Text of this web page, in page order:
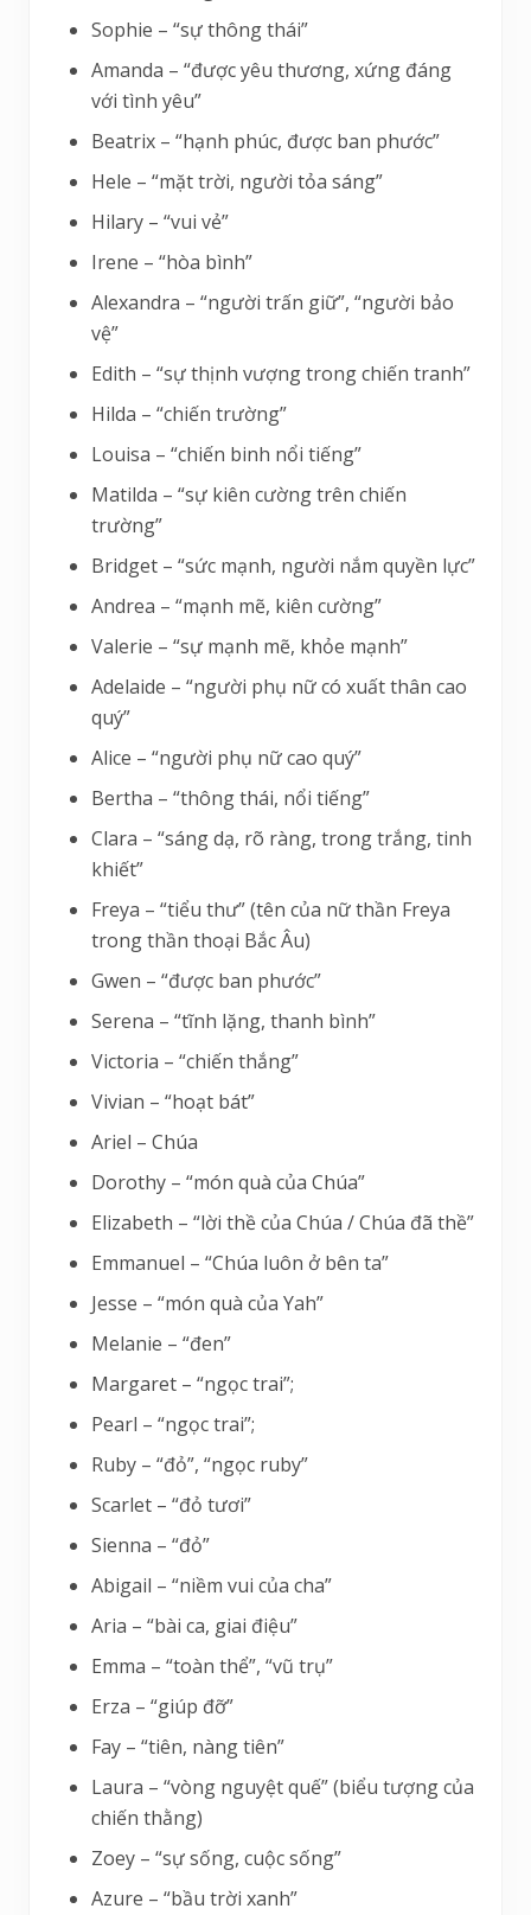
Sophie – “sự thông thái”
Amanda – “được yêu thương, xứng đáng
với tình yêu”
Beatrix – “hạnh phúc, được ban phước”
Hele – “mặt trời, người tỏa sáng”
Hilary – “vui vẻ”
Irene – “hòa bình”
Alexandra – “người trấn giữ”, “người bảo
vệ”
Edith – “sự thịnh vượng trong chiến tranh”
Hilda – “chiến trường”
Louisa – “chiến binh nổi tiếng”
Matilda – “sự kiên cường trên chiến
trường”
Bridget – “sức mạnh, người nắm quyền lực”
Andrea – “mạnh mẽ, kiên cường”
Valerie – “sự mạnh mẽ, khỏe mạnh”
Adelaide – “người phụ nữ có xuất thân cao
quý”
Alice – “người phụ nữ cao quý”
Bertha – “thông thái, nổi tiếng”
Clara – “sáng dạ, rõ ràng, trong trắng, tinh
khiết”
Freya – “tiểu thư” (tên của nữ thần Freya
trong thần thoại Bắc Âu)
Gwen – “được ban phước”
Serena – “tĩnh lặng, thanh bình”
Victoria – “chiến thắng”
Vivian – “hoạt bát”
Ariel – Chúa
Dorothy – “món quà của Chúa”
Elizabeth – “lời thề của Chúa / Chúa đã thề”
Emmanuel – “Chúa luôn ở bên ta”
Jesse – “món quà của Yah”
Melanie – “đen”
Margaret – “ngọc trai”;
Pearl – “ngọc trai”;
Ruby – “đỏ”, “ngọc ruby”
Scarlet – “đỏ tươi”
Sienna – “đỏ”
Abigail – “niềm vui của cha”
Aria – “bài ca, giai điệu”
Emma – “toàn thể”, “vũ trụ”
Erza – “giúp đỡ”
Fay – “tiên, nàng tiên”
Laura – “vòng nguyệt quế” (biểu tượng của
chiến thằng)
Zoey – “sự sống, cuộc sống”
Azure – “bầu trời xanh”